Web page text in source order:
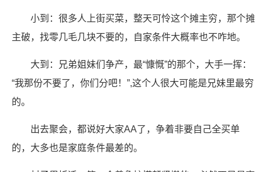
小到：很多人上街买菜，整天可怜这个摊主穷，那个摊
主破，找零几毛几块不要的，自家条件大概率也不咋地。
大到：兄弟姐妹们争产，最“慷慨”的那个，大手一挥：
“我那份不要了，你们分吧！”,这个人很大可能是兄妹里最穷
的。
出去聚会，都说好大家AA了，争着非要自己全买单
的，大多也是家庭条件最差的。